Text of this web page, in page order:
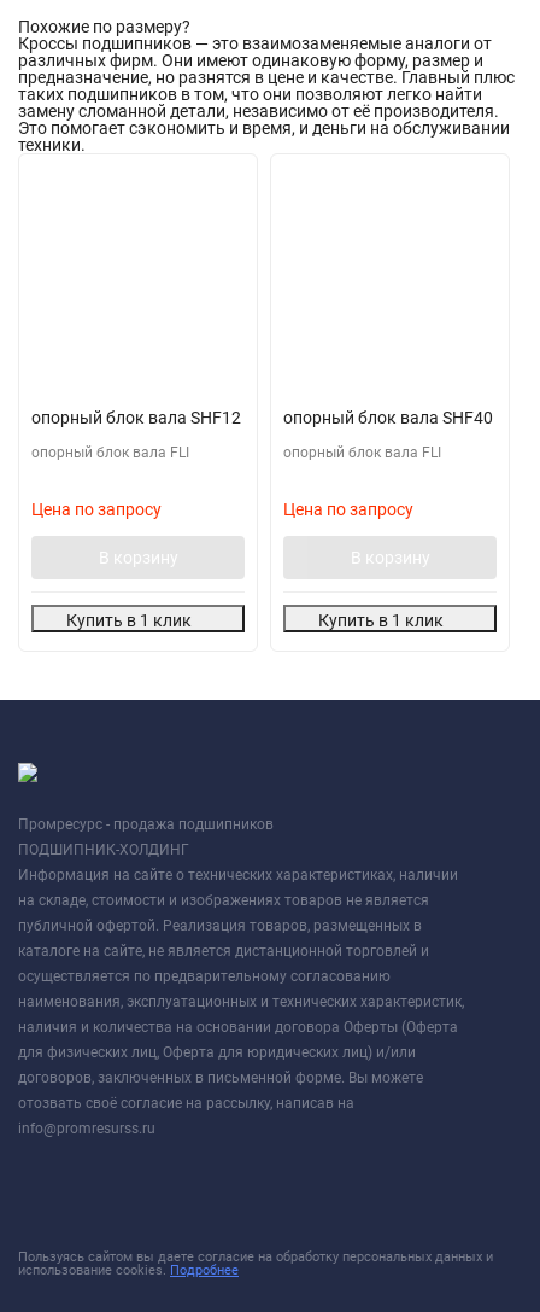
Похожие по размеру?
Кроссы подшипников — это взаимозаменяемые аналоги от
различных фирм. Они имеют одинаковую форму, размер и
предназначение, но разнятся в цене и качестве. Главный плюс
таких подшипников в том, что они позволяют легко найти
замену сломанной детали, независимо от её производителя.
Это помогает сэкономить и время, и деньги на обслуживании
техники.
опорный блок вала SHF12
опорный блок вала FLI
Цена по запросу
В корзину
Купить в 1 клик
опорный блок вала SHF40
опорный блок вала FLI
Цена по запросу
В корзину
Купить в 1 клик
Промресурс - продажа подшипников
ПОДШИПНИК-ХОЛДИНГ
Информация на сайте о технических характеристиках, наличии
на складе, стоимости и изображениях товаров не является
публичной офертой. Реализация товаров, размещенных в
каталоге на сайте, не является дистанционной торговлей и
осуществляется по предварительному согласованию
наименования, эксплуатационных и технических характеристик,
наличия и количества на основании договора Оферты (Оферта
для физических лиц, Оферта для юридических лиц) и/или
договоров, заключенных в письменной форме. Вы можете
отозвать своё согласие на рассылку, написав на
info@promresurss.ru
Пользуясь сайтом вы даете согласие на обработку персональных данных и
использование cookies. Подробнее